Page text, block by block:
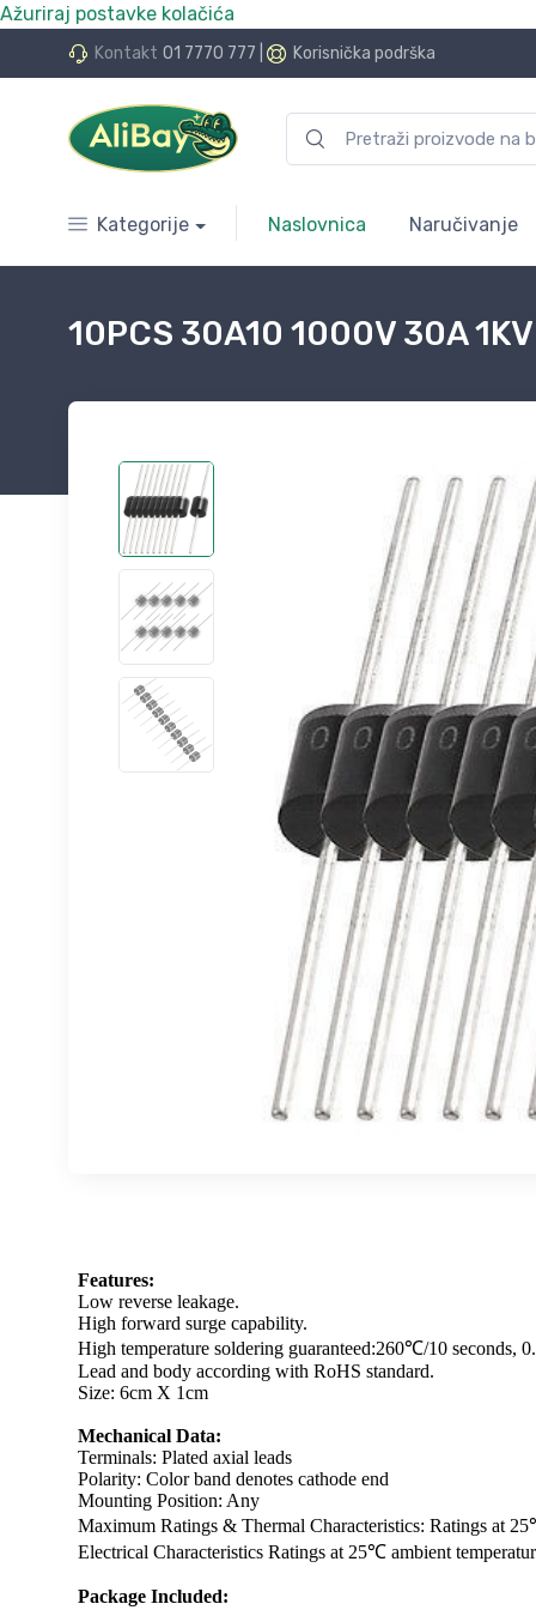
Ažuriraj postavke kolačića
Kontakt 01 7770 777 Korisnička podrška
24 rate bez kamata
Kategorije Naslovnica Naručivanje
10PCS 30A10 1000V 30A